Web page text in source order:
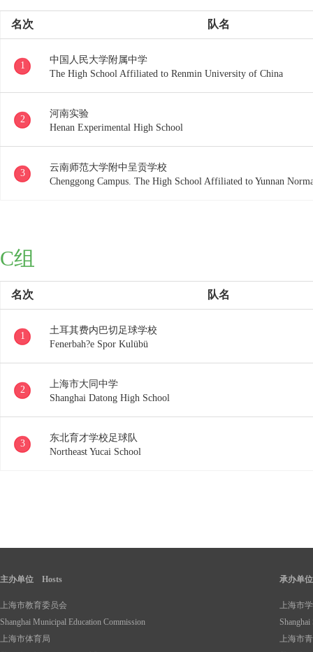
名次 队名
1
中国人民大学附属中学
The High School Affiliated to Renmin University of China
2
河南实验
Henan Experimental High School
3
云南师范大学附中呈贡学校
Chenggong Campus. The High School Affiliated to Yunnan
C组
名次 队名
1
土耳其费内巴切足球学校
Fenerbah?e Spor Kulübü
2
上海市大同中学
Shanghai Datong High School
3
东北育才学校足球队
Northeast Yucai School
主办单位 Hosts
上海市教育委员会
Shanghai Municipal Education Commission
上海市体育局
承办单
上海市
Shanghai
上海市